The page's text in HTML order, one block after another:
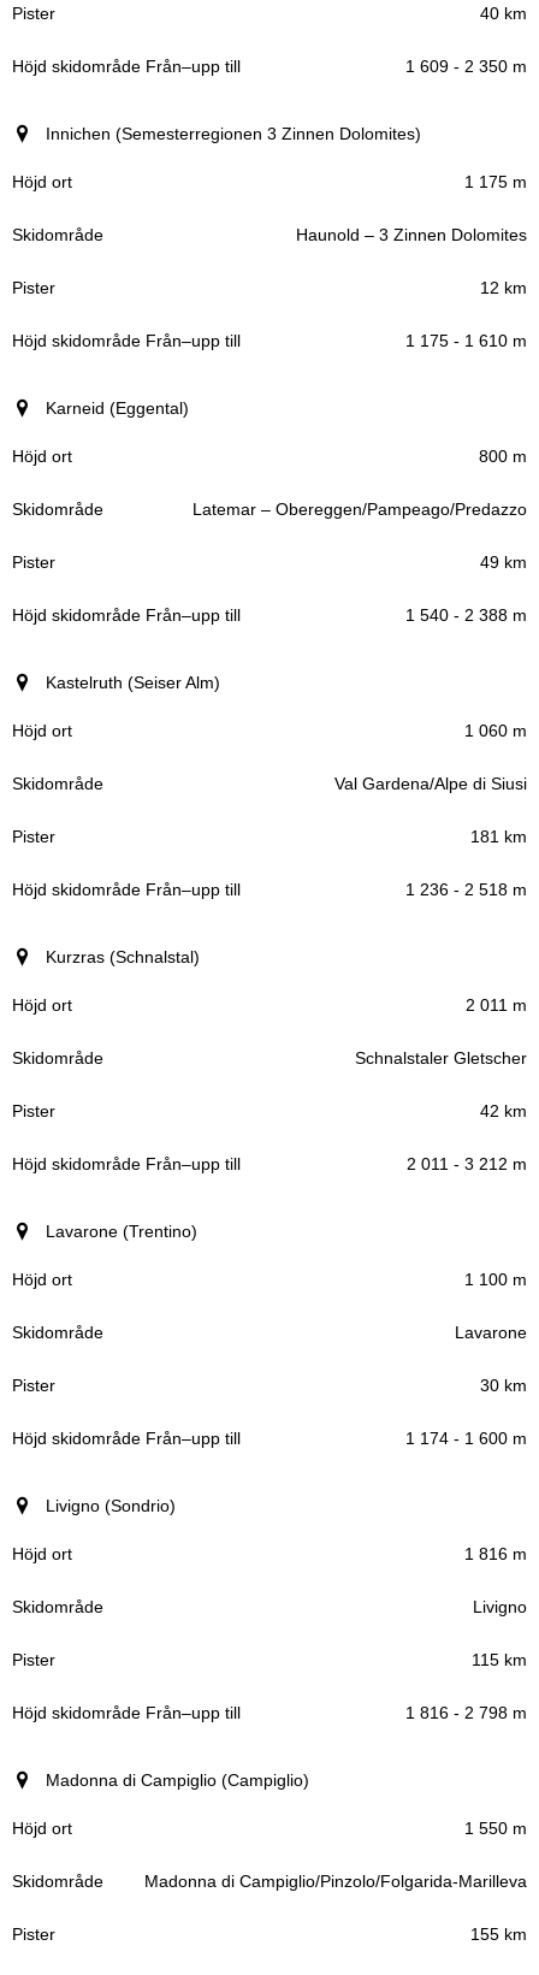
40 km
1 609 - 2 350 m
Innichen (Semesterregionen 3 Zinnen Dolomites)
1 175 m
Haunold – 3 Zinnen Dolomites
12 km
1 175 - 1 610 m
Karneid (Eggental)
800 m
Latemar – Obereggen/Pampeago/Predazzo
49 km
1 540 - 2 388 m
Kastelruth (Seiser Alm)
1 060 m
Val Gardena/Alpe di Siusi
181 km
1 236 - 2 518 m
Kurzras (Schnalstal)
2 011 m
Schnalstaler Gletscher
42 km
2 011 - 3 212 m
Lavarone (Trentino)
1 100 m
Lavarone
30 km
1 174 - 1 600 m
Livigno (Sondrio)
1 816 m
Livigno
115 km
1 816 - 2 798 m
Madonna di Campiglio (Campiglio)
1 550 m
Madonna di Campiglio/​Pinzolo/​Folgarida-Marilleva
155 km